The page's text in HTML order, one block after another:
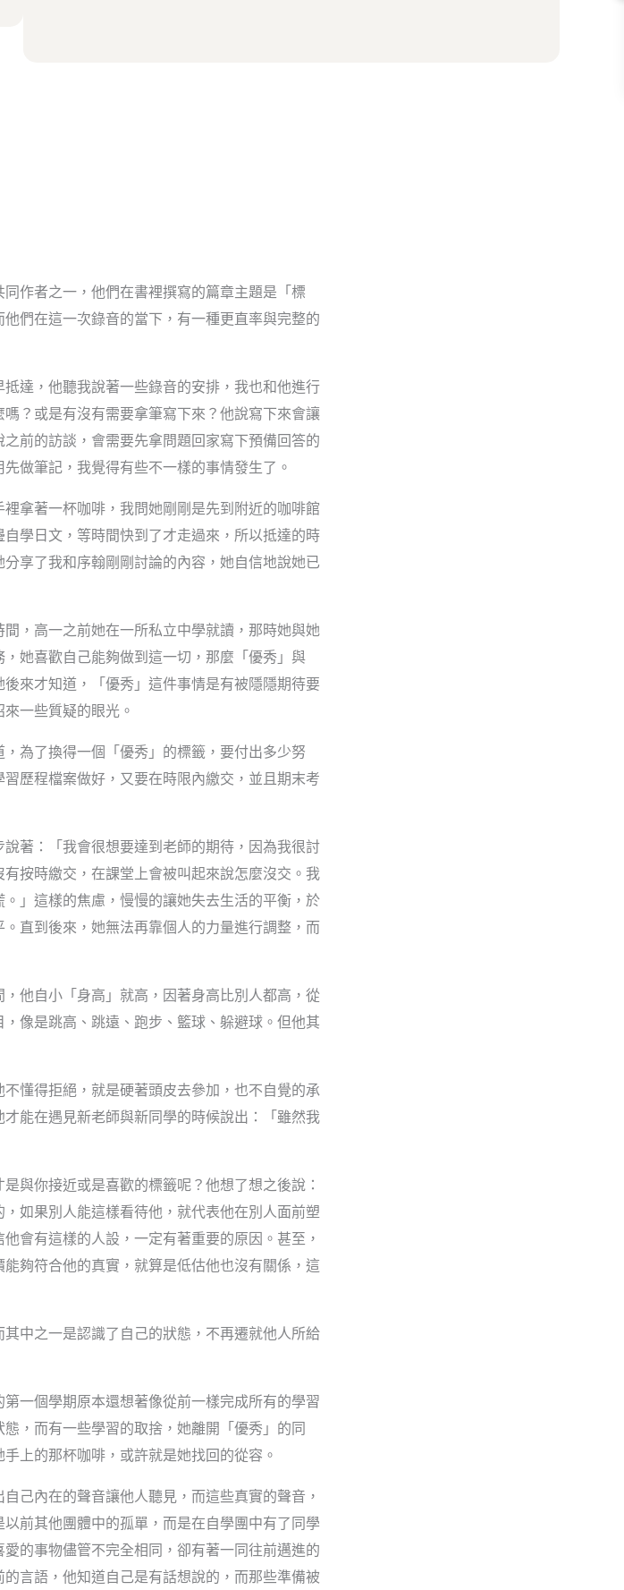
作者之一，他們在書裡撰寫的篇章主題是「標
們在這一次錄音的當下，有一種更直率與完整的
達，他聽我說著一些錄音的安排，我也和他進行
？或是有沒有需要拿筆寫下來？他說寫下來會讓
前的訪談，會需要先拿問題回家寫下預備回答的
做筆記，我覺得有些不一樣的事情發生了。
拿著一杯咖啡，我問她剛剛是先到附近的咖啡館
學日文，等時間快到了才走過來，所以抵達的時
享了我和序翰剛剛討論的內容，她自信地說她已
，高一之前她在一所私立中學就讀，那時她與她
她喜歡自己能夠做到這一切，那麼「優秀」與
來才知道，「優秀」這件事情是有被隱隱期待要
一些質疑的眼光。
為了換得一個「優秀」的標籤，要付出多少努
歷程檔案做好，又要在時限內繳交，並且期末考
著：「我會很想要達到老師的期待，因為我很討
按時繳交，在課堂上會被叫起來說怎麼沒交。我
」這樣的焦慮，慢慢的讓她失去生活的平衡，於
直到後來，她無法再靠個人的力量進行調整，而
他自小「身高」就高，因著身高比別人都高，從
像是跳高、跳遠、跑步、籃球、躲避球。但他其
懂得拒絕，就是硬著頭皮去參加，也不自覺的承
能在遇見新老師與新同學的時候說出：「雖然我
與你接近或是喜歡的標籤呢？他想了想之後說：
如果別人能這樣看待他，就代表他在別人面前塑
會有這樣的人設，一定有著重要的原因。甚至，
夠符合他的真實，就算是低估他也沒有關係，這
中之一是認識了自己的狀態，不再遷就他人所給
一個學期原本還想著像從前一樣完成所有的學習
，而有一些學習的取捨，她離開「優秀」的同
上的那杯咖啡，或許就是她找回的從容。
己內在的聲音讓他人聽見，而這些真實的聲音，
前其他團體中的孤單，而是在自學團中有了同學
的事物儘管不完全相同，卻有著一同往前邁進的
言語，他知道自己是有話想說的，而那些準備被